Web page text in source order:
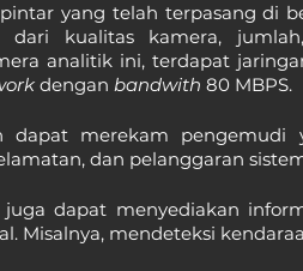
yang telah terpasang di
dari kualitas kamera,
analitik ini, terdapat
dengan bandwith 80 MBPS.
dan pelanggaran
dapat menyediakan
Misalnya, mendeteksi